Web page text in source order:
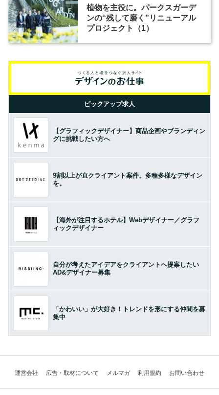
植物を主役に。パークスガーデ
ンの“残して磨く”リニューアル
プロジェクト（1）
ピックアップ求人
【グラフィックデザイナー】商品企画やブランディン
グに挑戦したい方へ
9割以上が直クライアント案件。多種多様なデザイン
を。
【海外が注目するホテル】Webデザイナー／グラフ
ィックデザイナー
自分が考えたアイデアをクライアントへ提案したい
AD&デザイナー募集
「かわいい」が大好き！トレンドを形にする仲間を募
集中
運営会社 広告・取材について メルマガ 利用規約 お問い合わせ